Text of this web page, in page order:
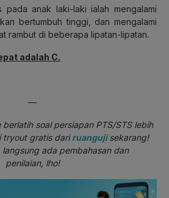
pada anak laki-laki ialah mengalami
bertumbuh tinggi, dan mengalami
rambut di beberapa lipatan-lipatan.
adalah C.
—
soal persiapan PTS/STS lebih
tryout gratis dariruanguji sekarang!
langsung ada pembahasan dan
penilaian, lho!